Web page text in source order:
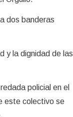
dos banderas
y la dignidad de las
policial en el
este colectivo se